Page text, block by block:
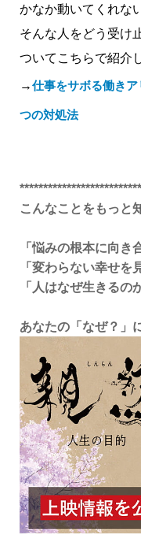
かなか動いてくれな
そんな人をどう受け
ついてこちらで紹介
→仕事をサボる働き
つの対処法
こんなことをもっと
「悩みの根本に向き
「変わらない幸せを
「人はなぜ生きるの
あなたの「なぜ？」